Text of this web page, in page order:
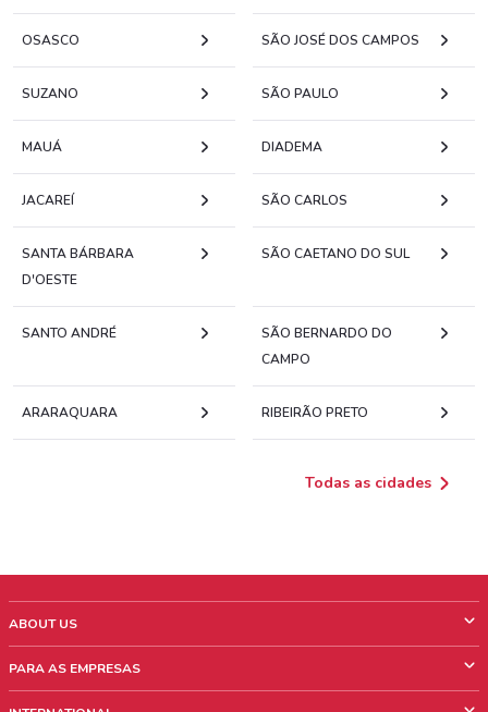
OSASCO SÃO JOSÉ DOS CAMPOS
SUZANO SÃO PAULO
MAUÁ DIADEMA
JACAREÍ SÃO CARLOS
SANTA BÁRBARA
D'OESTE
SÃO CAETANO DO SUL
SANTO ANDRÉ
SÃO BERNARDO DO
CAMPO
ARARAQUARA RIBEIRÃO PRETO
Todas as cidades
ABOUT US
Quem Somos
PARA AS EMPRESAS